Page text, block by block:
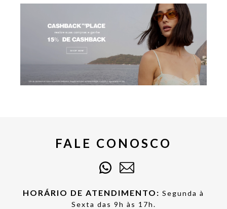
FALE CONOSCO
HORÁRIO DE ATENDIMENTO: Segunda à
Sexta das 9h às 17h.